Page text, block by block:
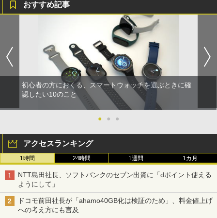
おすすめ記事
初心者の方におくる、スマートウォッチを選ぶときに確
認したい10のこと
● ● ●
アクセスランキング
1時間 24時間 1週間 1カ月
NTT島田社長、ソフトバンクのセブン出資に「dポイント使える
ようにして」
ドコモ前田社長が「ahamo40GB化は検証のため」、料金値上げ
への考え方にも言及